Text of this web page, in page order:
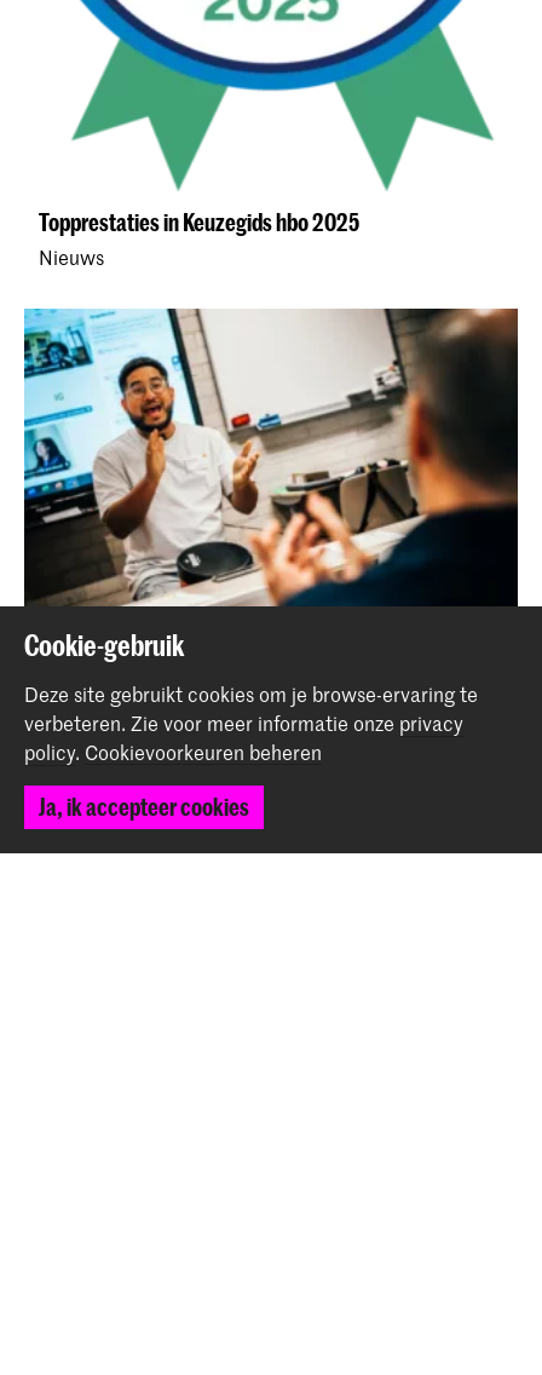
Topprestaties in Keuzegids hbo 2025
Nieuws
Docent Muziek viert MuziekopleidersAkkoord -
samenwerking Cariben
Nieuws
Cookie-gebruik
Deze site gebruikt cookies om je browse-ervaring te
verbeteren. Zie voor meer informatie onze privacy
policy. Cookievoorkeuren beheren
Ja, ik accepteer cookies